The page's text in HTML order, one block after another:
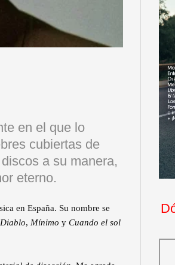
en el que lo
cubiertas de
a su manera,
eterno.
en España. Su nombre se
, Mínimo y Cuando el sol